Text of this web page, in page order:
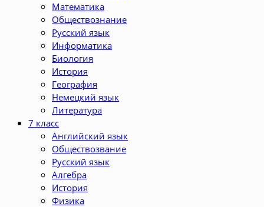
Математика
Обществознание
Русский язык
Информатика
Биология
История
География
Немецкий язык
Литература
7 класс
Английский язык
Обществозвание
Русский язык
Алгебра
История
Физика